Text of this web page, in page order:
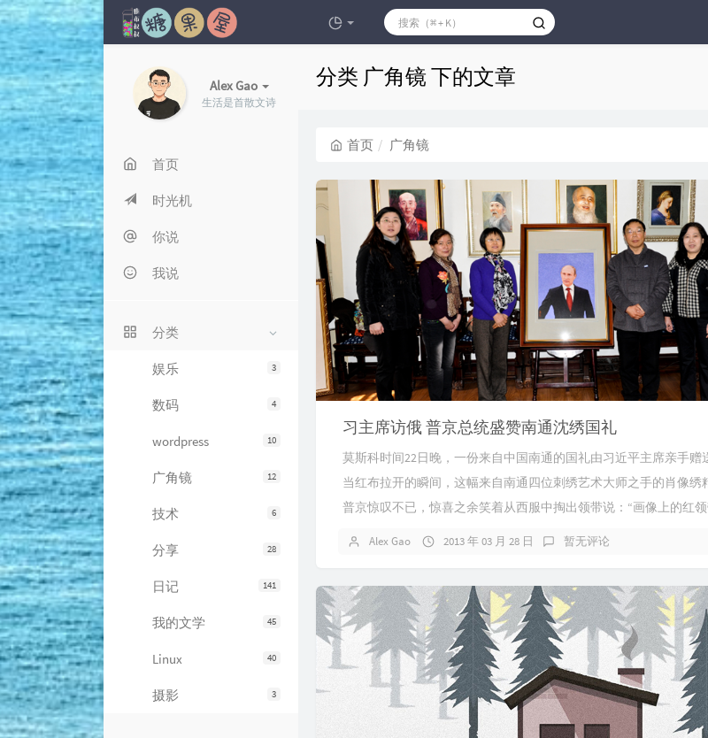
Alex Gao
生活是首散文诗
首页
时光机
你说
我说
分类
3
娱乐
4
数码
10
wordpress
12
广角镜
6
技术
28
分享
141
日记
45
我的文学
40
Linux
3
摄影
分类 广角镜 下的文章
首页 广角镜
习主席访俄 普京总统盛赞南通沈绣国礼
莫斯科时间22日晚，一份来自中国南通的国礼由习近平主席亲手赠
当红布拉开的瞬间，这幅来自南通四位刺绣艺术大师之手的肖像绣
普京惊叹不已，惊喜之余笑着从西服中掏出领带说：“画像上的红
Alex Gao 2013 年 03 月 28 日 暂无评论